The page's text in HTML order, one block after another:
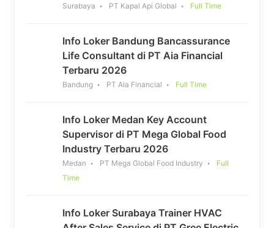
Surabaya PT Kapal Api Global Full Time
Info Loker Bandung Bancassurance
Life Consultant di PT Aia Financial
Terbaru 2026
Bandung PT Aia Financial Full Time
Info Loker Medan Key Account
Supervisor di PT Mega Global Food
Industry Terbaru 2026
Medan PT Mega Global Food Industry
Full
Time
Info Loker Surabaya Trainer HVAC